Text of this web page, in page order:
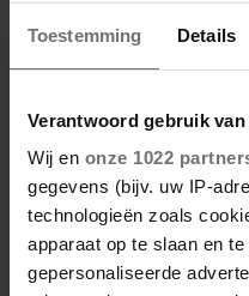
Toestemming Details
Verantwoord gebruik
Wij en onze 1022
gegevens (bijv. uw IP-
technologieën zoals
apparaat op te slaan en
gepersonaliseerde
nieuwsbrief.
LEES OOK
Money talks –
bovenop zit, hebben